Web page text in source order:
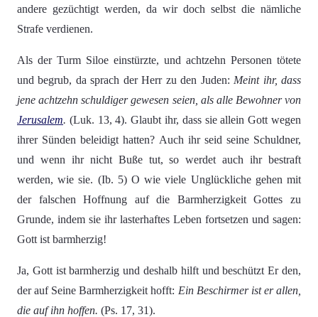
andere gezüchtigt werden, da wir doch selbst die nämliche
Strafe verdienen.
Als der Turm Siloe einstürzte, und achtzehn Personen tötete
und begrub, da sprach der Herr zu den Juden: Meint ihr, dass
jene achtzehn schuldiger gewesen seien, als alle Bewohner von
Jerusalem. (Luk. 13, 4). Glaubt ihr, dass sie allein Gott wegen
ihrer Sünden beleidigt hatten? Auch ihr seid seine Schuldner,
und wenn ihr nicht Buße tut, so werdet auch ihr bestraft
werden, wie sie. (Ib. 5) O wie viele Unglückliche gehen mit
der falschen Hoffnung auf die Barmherzigkeit Gottes zu
Grunde, indem sie ihr lasterhaftes Leben fortsetzen und sagen:
Gott ist barmherzig!
Ja, Gott ist barmherzig und deshalb hilft und beschützt Er den,
der auf Seine Barmherzigkeit hofft: Ein Beschirmer ist er allen,
die auf ihn hoffen. (Ps. 17, 31).